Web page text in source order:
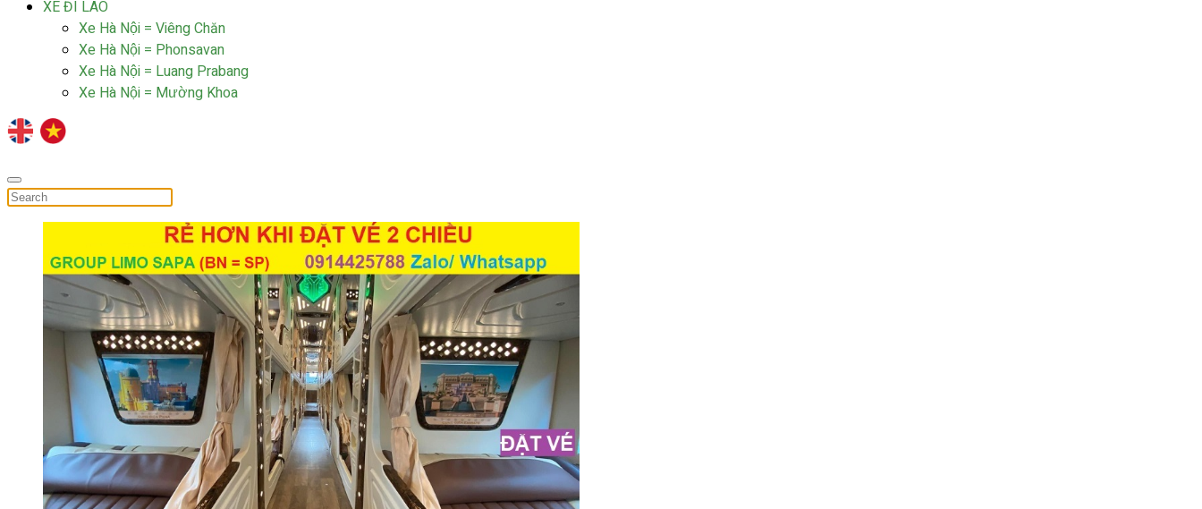
XE ĐI LÀO
Xe Hà Nội = Viêng Chăn
Xe Hà Nội = Phonsavan
Xe Hà Nội = Luang Prabang
Xe Hà Nội = Mường Khoa